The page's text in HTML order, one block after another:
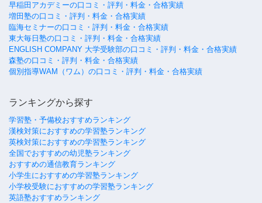
早稲田アカデミーの口コミ・評判・料金・合格実績
増田塾の口コミ・評判・料金・合格実績
臨海セミナーの口コミ・評判・料金・合格実績
東大毎日塾の口コミ・評判・料金・合格実績
ENGLISH COMPANY 大学受験部の口コミ・評判・料金・合格実績
森塾の口コミ・評判・料金・合格実績
個別指導WAM（ワム）の口コミ・評判・料金・合格実績
ランキングから探す
学習塾・予備校おすすめランキング
漢検対策におすすめの学習塾ランキング
英検対策におすすめの学習塾ランキング
全国でおすすめの幼児塾ランキング
おすすめの通信教育ランキング
小学生におすすめの学習塾ランキング
小学校受験におすすめの学習塾ランキング
英語塾おすすめランキング